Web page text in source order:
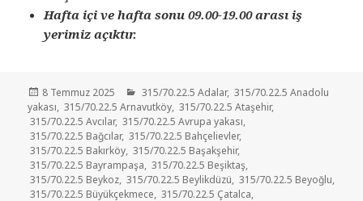
Hafta içi ve hafta sonu 09.00-19.00 arası iş
yerimiz açıktır.
Yayın
tarihi
8 Temmuz 2025 Kategoriler
315/70.22.5 Adalar, 315/70.22.5 Anadolu
yakası, 315/70.22.5 Arnavutköy, 315/70.22.5 Ataşehir,
315/70.22.5 Avcılar, 315/70.22.5 Avrupa yakası,
315/70.22.5 Bağcılar, 315/70.22.5 Bahçelievler,
315/70.22.5 Bakırköy, 315/70.22.5 Başakşehir,
315/70.22.5 Bayrampaşa, 315/70.22.5 Beşiktaş,
315/70.22.5 Beykoz, 315/70.22.5 Beylikdüzü, 315/70.22.5 Beyoğlu,
315/70.22.5 Büyükçekmece, 315/70.22.5 Çatalca,